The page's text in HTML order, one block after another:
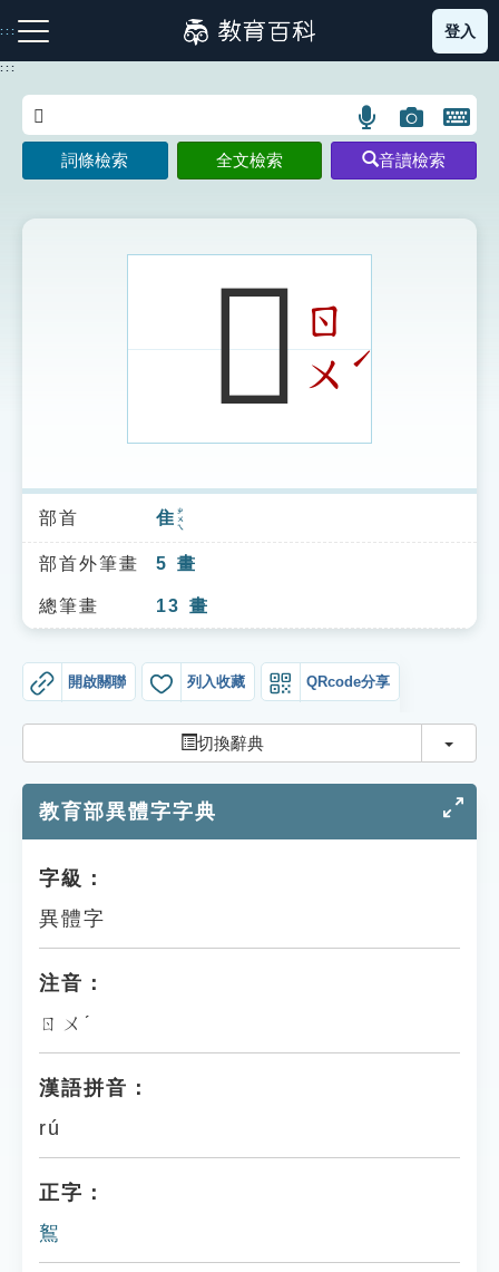
到
主
:::
注音索引圖示 筆畫索引圖示 部首索引表圖示
索引選單
知識索引
單字索引
遊戲專區
教學應用
貓頭鷹博士
登入
:::
語
言
搜
示
圖
片
搜
開
鍵
圖
詞條檢索 全文檢索 音讀檢索
𨾯ㄖ
ㄨˊ
部首 隹 ㄓㄨㄟ
部首外筆畫 5 畫
總筆畫 13 畫
開啟關聯 列入收藏 QRcode分享
切換辭典 切換
教育部異體字字典
字級：
異體字
注音：
ㄖㄨˊ
漢語拼音：
rú
正字：
鴽